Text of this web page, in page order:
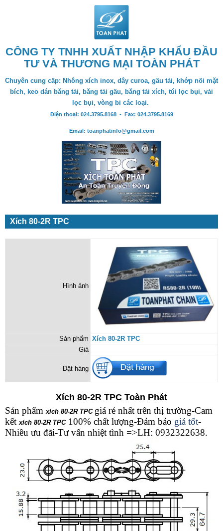
CÔNG TY TNHH XUẤT NHẬP KHẨU ĐẦU
TƯ VÀ THƯƠNG MẠI TOÀN PHÁT
Chuyên cung cấp: Nhông xích inox, dây curoa, gầu tải, khớp nối mặt
bích, keo dán băng tải, băng tải gầu, băng tải xích, túi lọc bụi, vải
lọc bụi, vòng bi các loại.
Điện thoại: 024.3795.8168 - Fax: 024.3795.8169
Email: toanphatinfo@gmail.com
Xích 80-2R TPC
Hình ảnh
Sản phẩm Xích 80-2R TPC
Giá
Đặt hàng
Xích 80-2R TPC Toàn Phát
Sản phẩmxích 80-2R TPC giá rẻ nhất trên thị trường-Cam
kếtxích 80-2R TPC100% chất lượng-Đảm bảo giá tốt-
Nhiều ưu đãi-Tư vấn nhiệt tình =>LH: 0932322638.